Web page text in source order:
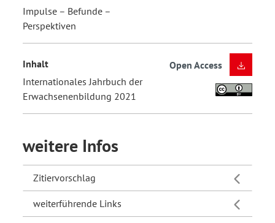
Impulse – Befunde –
Perspektiven
Inhalt
Internationales Jahrbuch der
Erwachsenenbildung 2021
Open Access
weitere Infos
Zitiervorschlag
weiterführende Links